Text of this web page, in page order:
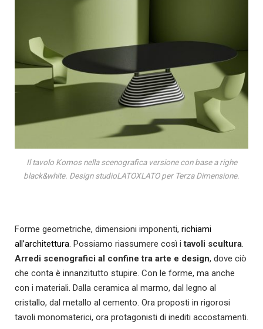
Il tavolo Komos nella scenografica versione con base a righe
black&white. Design studioLATOXLATO per Terza Dimensione.
Forme geometriche, dimensioni imponenti, richiami
all’architettura. Possiamo riassumere così itavoli scultura.
Arredi scenografici al confine tra arte e design, dove ciò
che conta è innanzitutto stupire. Con le forme, ma anche
con i materiali. Dalla ceramica al marmo, dal legno al
cristallo, dal metallo al cemento. Ora proposti in rigorosi
tavoli monomaterici, ora protagonisti di inediti accostamenti.